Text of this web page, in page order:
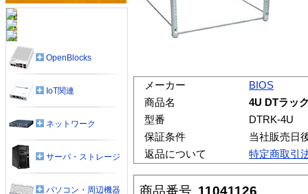
メーカー
BIOS
商品名
4U DTラッ
型番
DTRK-4U
保証条件
当社販売日
返品について
特定商取引
商品番号 11041126
OpenBlocks
IoT関連
ネットワーク
サーバ・ストレージ
パソコン・周辺機器